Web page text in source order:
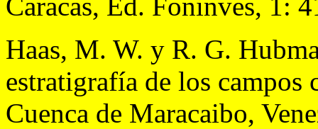
Haas, M. W. y R. G.
estratigrafía de los
Cuenca de Maracaibo,